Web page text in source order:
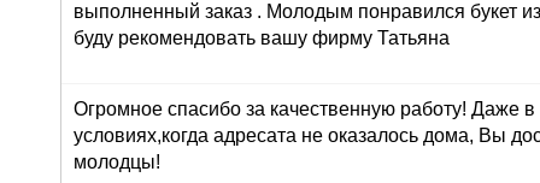
выполненный заказ . Молодым понравился букет
буду рекомендовать вашу фирму Татьяна
Огромное спасибо за качественную работу! Даже в
условиях,когда адресата не оказалось дома, Вы
молодцы!